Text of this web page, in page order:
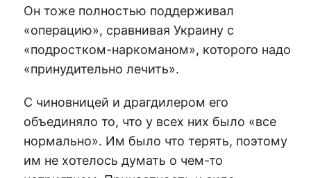
Он тоже полностью поддерживал
«операцию», сравнивая Украину с
«подростком-наркоманом», которого надо
«принудительно лечить».
С чиновницей и драгдилером его
объединяло то, что у всех них было «все
нормально». Им было что терять, поэтому
им не хотелось думать о чем-то